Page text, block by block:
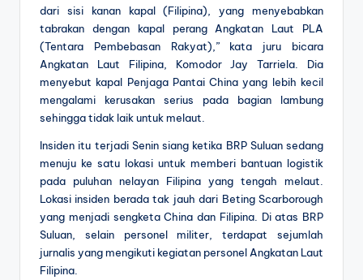
dari sisi kanan kapal (Filipina), yang menyebabkan
tabrakan dengan kapal perang Angkatan Laut PLA
(Tentara Pembebasan Rakyat),” kata juru bicara
Angkatan Laut Filipina, Komodor Jay Tarriela. Dia
menyebut kapal Penjaga Pantai China yang lebih kecil
mengalami kerusakan serius pada bagian lambung
sehingga tidak laik untuk melaut.
Insiden itu terjadi Senin siang ketika BRP Suluan sedang
menuju ke satu lokasi untuk memberi bantuan logistik
pada puluhan nelayan Filipina yang tengah melaut.
Lokasi insiden berada tak jauh dari Beting Scarborough
yang menjadi sengketa China dan Filipina. Di atas BRP
Suluan, selain personel militer, terdapat sejumlah
jurnalis yang mengikuti kegiatan personel Angkatan Laut
Filipina.